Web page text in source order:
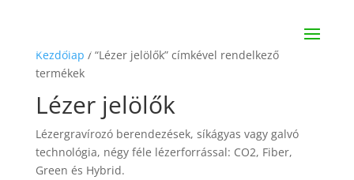
Kezdőlap / “Lézer jelölők” címkével rendelkező
termékek
Lézer jelölők
Lézergravírozó berendezések, síkágyas vagy galvó
technológia, négy féle lézerforrással: CO2, Fiber,
Green és Hybrid.